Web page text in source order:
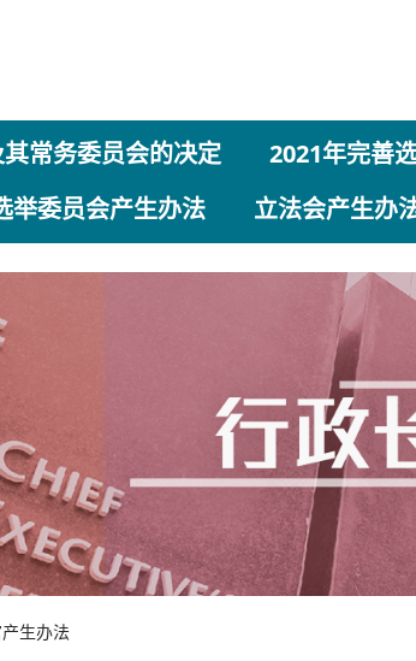
常务委员会的决定 2021年完善
举委员会产生办法
立法会产生办
生办法